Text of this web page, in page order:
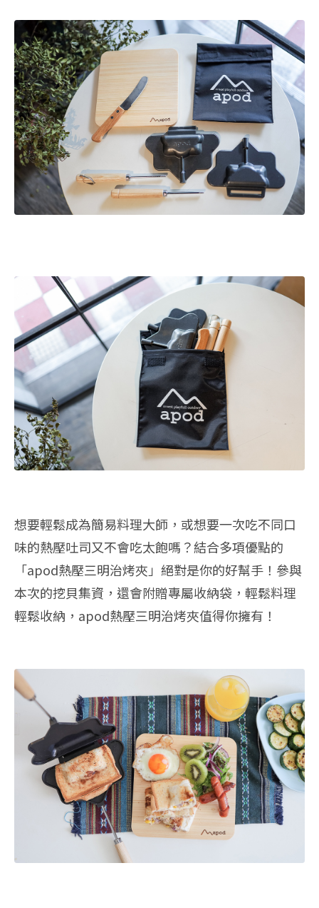
想要輕鬆成為簡易料理大師，或想要一次吃不同口
味的熱壓吐司又不會吃太飽嗎？結合多項優點的
「apod熱壓三明治烤夾」絕對是你的好幫手！參與
本次的挖貝集資，還會附贈專屬收納袋，輕鬆料理
輕鬆收納，apod熱壓三明治烤夾值得你擁有！